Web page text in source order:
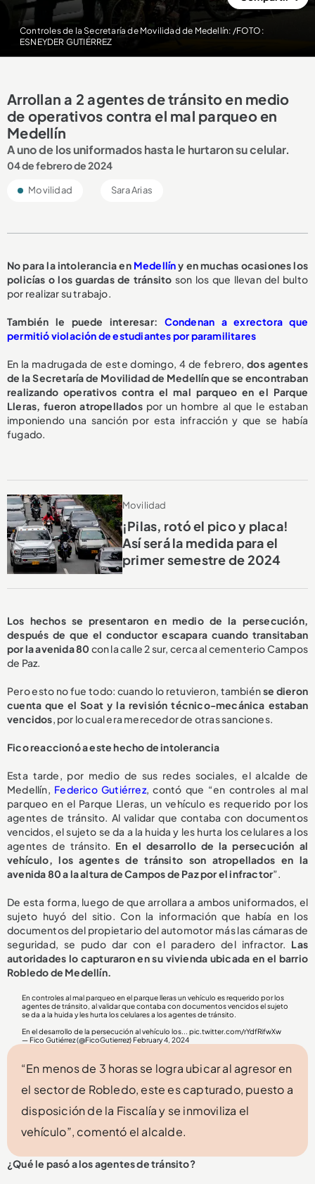
Controles de la Secretaría de Movilidad de Medellín: /FOTO:
ESNEYDER GUTIÉRREZ
Arrollan a 2 agentes de tránsito en medio
de operativos contra el mal parqueo en
Medellín
A uno de los uniformados hasta le hurtaron su celular.
04 de febrero de 2024
Movilidad Sara Arias
No para la intolerancia en Medellíny en muchas ocasiones los
policías o los guardas de tránsito son los que llevan del bulto
por realizar su trabajo.
También le puede interesar: Condenan a exrectora que
permitió violación de estudiantes por paramilitares
En la madrugada de este domingo, 4 de febrero,dos agentes
de la Secretaría de Movilidad de Medellín que se encontraban
realizando operativos contra el mal parqueo en el Parque
Lleras, fueron atropelladospor un hombre al que le estaban
imponiendo una sanción por esta infracción y que se había
fugado.
Movilidad
¡Pilas, rotó el pico y placa!
Así será la medida para el
primer semestre de 2024
Los hechos se presentaron en medio de la persecución,
después de que el conductor escapara cuando transitaban
por la avenida 80 con la calle 2 sur, cerca al cementerio Campos
de Paz.
Pero esto no fue todo: cuando lo retuvieron, tambiénse dieron
cuenta que el Soat y la revisión técnico-mecánica estaban
vencidos, por lo cual era merecedor de otras sanciones.
Fico reaccionó a este hecho de intolerancia
Esta tarde, por medio de sus redes sociales, el alcalde de
Medellín, Federico Gutiérrez, contó que “en controles al mal
parqueo en el Parque Lleras, un vehículo es requerido por los
agentes de tránsito. Al validar que contaba con documentos
vencidos, el sujeto se da a la huida y les hurta los celulares a los
agentes de tránsito. En el desarrollo de la persecución al
vehículo, los agentes de tránsito son atropellados en la
avenida 80 a la altura de Campos de Paz por el infractor”.
De esta forma, luego de que arrollara a ambos uniformados, el
sujeto huyó del sitio. Con la información que había en los
documentos del propietario del automotor más las cámaras de
seguridad, se pudo dar con el paradero del infractor. Las
autoridades lo capturaron en su vivienda ubicada en el barrio
Robledo de Medellín.
En controles al mal parqueo en el parque lleras un vehículo es requerido por los
agentes de tránsito, al validar que contaba con documentos vencidos el sujeto
se da a la huida y les hurta los celulares a los agentes de tránsito.
En el desarrollo de la persecución al vehículo los...pic.twitter.com/rYdfRifwXw
— Fico Gutiérrez (@FicoGutierrez)February 4, 2024
“En menos de 3 horas se logra ubicar al agresor en
el sector de Robledo, este es capturado, puesto a
disposición de la Fiscalía y se inmoviliza el
vehículo”, comentó el alcalde.
¿Qué le pasó a los agentes de tránsito?